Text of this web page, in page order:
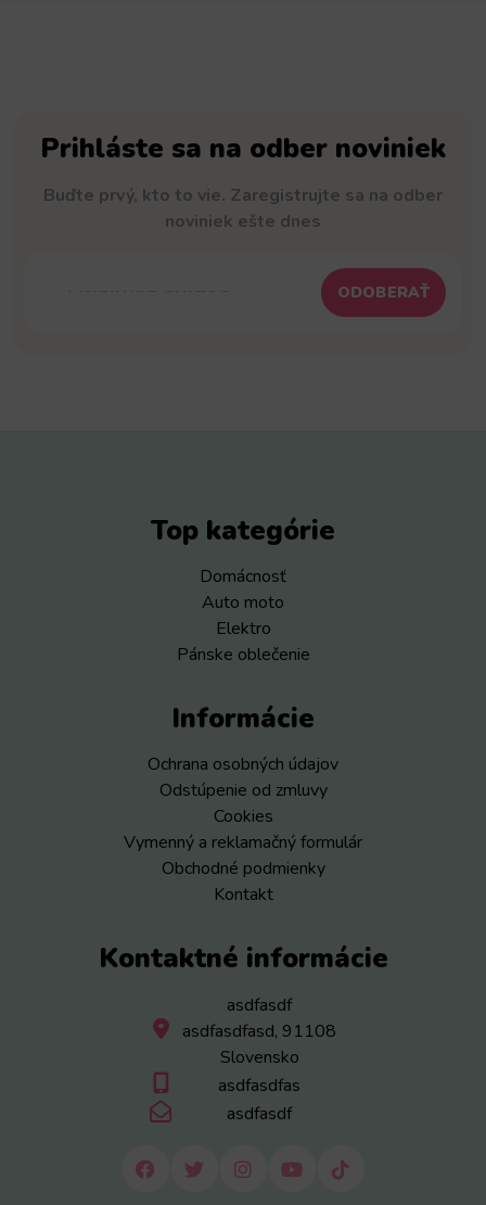
Prihláste sa na odber noviniek
Buďte prvý, kto to vie. Zaregistrujte sa na odber
noviniek ešte dnes
ODOBERAŤ
Top kategórie
Domácnosť
Auto moto
Elektro
Pánske oblečenie
Informácie
Ochrana osobných údajov
Odstúpenie od zmluvy
Cookies
Vymenný a reklamačný formulár
Obchodné podmienky
Kontakt
Kontaktné informácie
asdfasdf
asdfasdfasd, 91108
Slovensko
asdfasdfas
asdfasdf